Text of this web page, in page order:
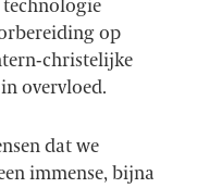
op
christelijke
overvloed.
dat we
immense, bijna